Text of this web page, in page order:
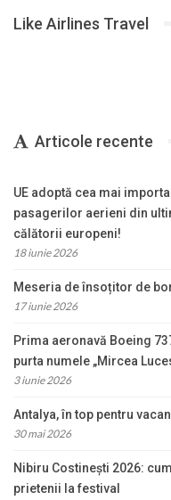
Like Airlines Travel
Articole recente
UE adoptă cea mai
pasagerilor aerieni din
călătorii europeni!
18 iunie 2026
Meseria de însoțitor de
17 iunie 2026
Prima aeronavă Boeing
purta numele „Mircea
3 iunie 2026
Antalya, în top pentru
30 mai 2026
Nibiru Costinești 2026:
prietenii la festival